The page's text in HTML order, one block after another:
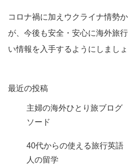
コロナ禍に加えウクライナ情勢
が、今後も安全・安心に海外旅
い情報を入手するようにしましょ
最近の投稿
主婦の海外ひとり旅ブロ
ソード
40代からの使える旅行英
人の留学